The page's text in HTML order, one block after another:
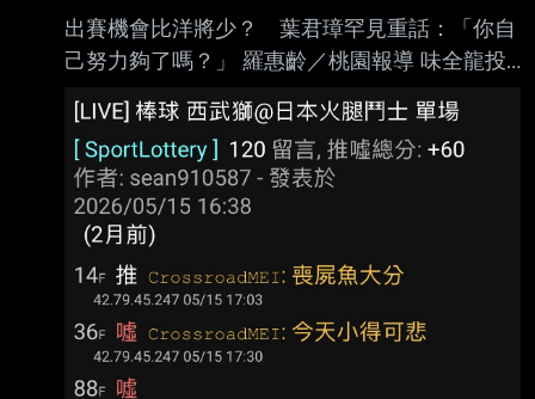
阿部雄大今年在一軍出賽10場，戰績3勝5敗，
防禦率4.44，後藤光尊表示，個人是希望他可
以先在二軍持續出賽，這部分還會跟林桑（林威
助）跟阿部確認想法、溝通，希望他能在二 軍
出賽儲備他的體力。 https://
出賽機會比洋將少？ 葉君璋罕見重話：「你自
己努力夠了嗎？」 羅惠齡／桃園報導 味全龍投
手郭郁政昨在天母主場對統一獅先發，這是他相
隔2個月再於一軍登板，不過只投4 .2局狂失6
分、其中5分自責分，吞下敗投。他不但投球內
容不佳，自己也有守備上的失誤， 今總教練葉
君璋罕見說出重話。 郭郁政在第4局讓張皓崴打
出內野滾地球，結果他接球失誤，被對上攻佔上
壘包，隨後就被 陳傑憲轟2分砲。第5局再讓張
皓崴打出一壘方向內野滾地球，他沒有及時補
位，結果形成內 野安打，之後又發生投手犯
規，這局獅隊一口氣得3分。 「就是這樣啦，